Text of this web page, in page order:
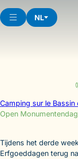
to
content
NL
Camping sur le Bassin
Open
Tijdens het derde
Erfgoeddagen terug